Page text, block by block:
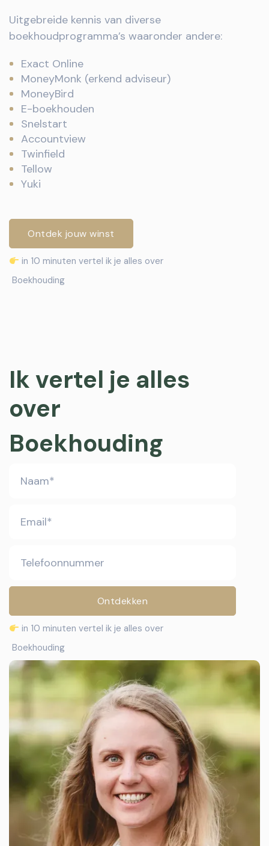
Uitgebreide kennis van diverse
boekhoudprogramma’s waaronder andere:
Exact Online
MoneyMonk (erkend adviseur)
MoneyBird
E-boekhouden
Snelstart
Accountview
Twinfield
Tellow
Yuki
Ontdek jouw winst
in 10 minuten vertel ik je alles over
Boekhouding
Ik vertel je alles
over
Boekhouding
in 10 minuten vertel ik je alles over
Boekhouding